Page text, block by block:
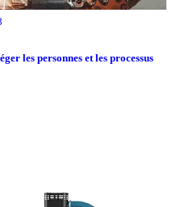
les personnes et les processus